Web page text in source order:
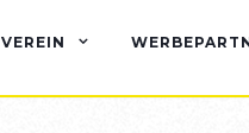
VEREIN